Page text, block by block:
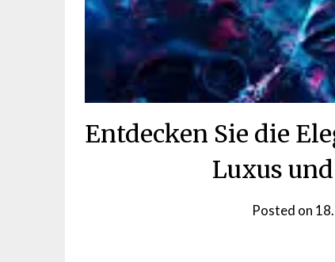
Entdecken Sie die
Luxus
Posted on